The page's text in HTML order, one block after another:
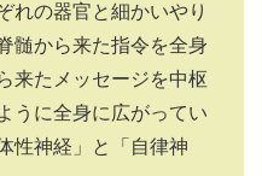
れの器官と細かいやり
髄から来た指令を全身
来たメッセージを中枢
うに全身に広がってい
性神経」と「自律神